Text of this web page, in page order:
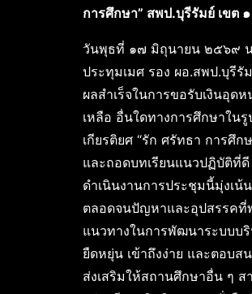
การศึกษา” สพป.บุรีรัมย์ เขต ๑
วันพุธที่ ๑๗ มิถุนายน ๒๕๖๙ น
ประทุมเมศ รอง ผอ.สพป.บุรีรั
ผลสำเร็จในการขอรับเงินอุด
เหลือ อื่นใดทางการศึกษาใ
เกียรติยศ “รัก ศรัทธา การศึก
และถอดบทเรียนแนวปฏิบัติที่
ดำเนินงานการประชุมนี้มุ่งเน้
ตลอดจนปัญหาและอุปสรรคที่
แนวทางในการพัฒนาระบบบ
ยืดหยุ่น เข้าถึงง่าย และตอบส
ส่งเสริมให้สถานศึกษาอื่น ๆ ส